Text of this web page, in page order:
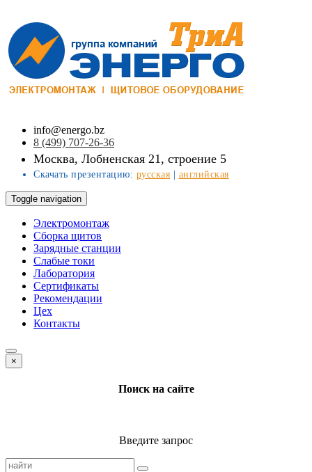
info@energo.bz
8 (499) 707-26-36
Москва, Лобненская 21, строение 5
Скачать презентацию: русская английская
Toggle navigation
Электромонтаж
Сборка щитов
Зарядные станции
Слабые токи
Лаборатория
Сертификаты
Рекомендации
Цех
Контакты
×
Поиск на сайте
Введите запрос